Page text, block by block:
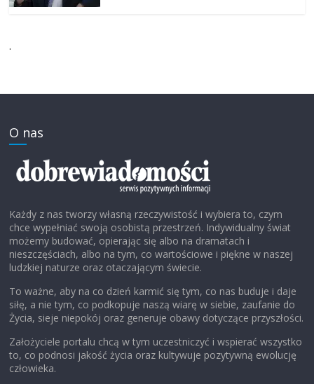
.
O nas
Każdy z nas tworzy własną rzeczywistość i wybiera to, czym
chce wypełniać swoją osobistą przestrzeń. Indywidualny świat
możemy budować, opierając się albo na dramatach i
nieszczęściach, albo na tym, co wartościowe i piękne w naszej
ludzkiej naturze oraz otaczającym świecie.
To ważne, aby na co dzień karmić się tym, co nas buduje i daje
siłę, a nie tym, co podkopuje naszą wiarę w siebie, zaufanie do
Życia, sieje niepokój oraz generuje obawy dotyczące przyszłości.
Założyciele portalu chcą w tym uczestniczyć i wspierać wszystko
to, co podnosi jakość życia oraz kultywuje pozytywną ewolucję
człowieka.